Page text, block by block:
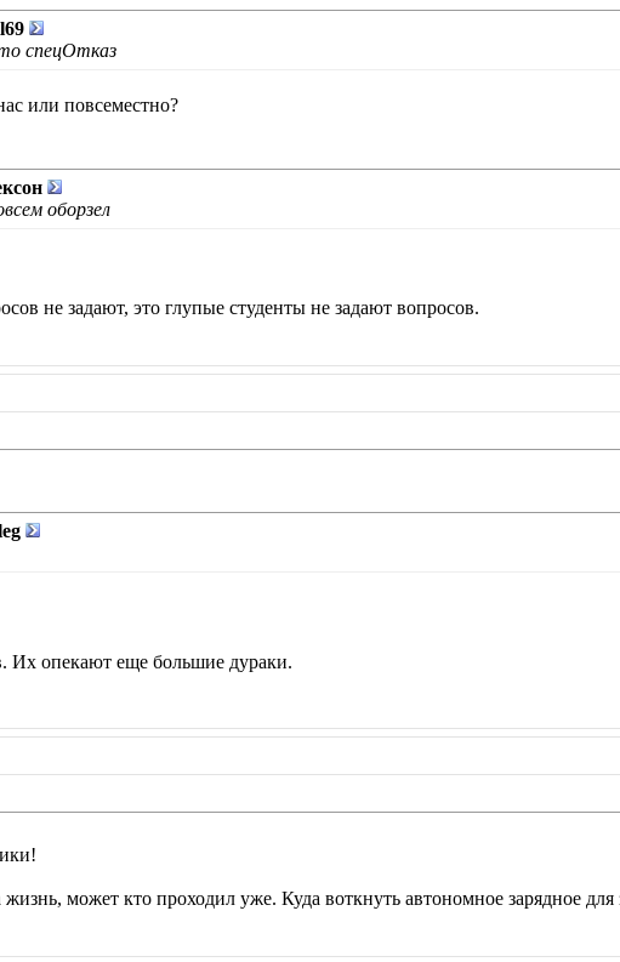
спецОтказ
или повсеместно?
оборзел
не задают, это глупые студенты не задают вопросов.
Их опекают еще большие дураки.
может кто проходил уже. Куда воткнуть автономное зарядное